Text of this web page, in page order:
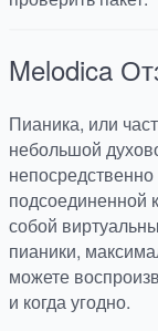
Melodica
Пианика, или
небольшой
подсоединенной
собой
пианики,
можете
и когда угодно.